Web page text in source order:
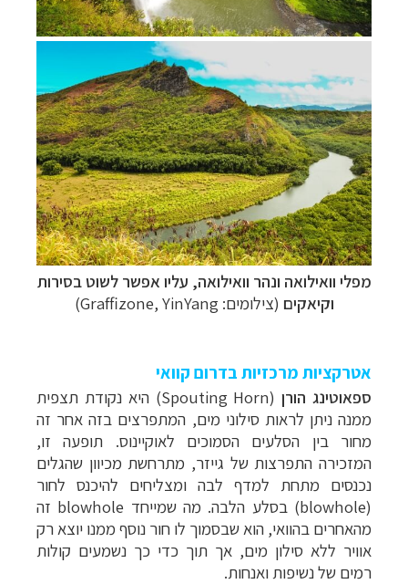
מפלי וואילואה ונהר וואילואה, עליו אפשר לשוט בסירות
וקיאקים (צילומים: Graffizone, YinYang)
אטרקציות מרכזיות בדרום קוואי
ספאוטינג הורן(
Spouting Horn) היא נקודת תצפית
ממנה ניתן לראות סילוני מים, המתפרצים בזה אחר זה
מחור בין הסלעים הסמוכים לאוקיינוס. תופעה זו,
המזכירה התפרצות של גייזר, מתרחשת מכיוון שהגלים
נכנסים מתחת למדף לבה ומצליחים להיכנס לחור
(
blowhole) בסלע הלבה. מה שמייחד blowhole זה
מהאחרים בהוואי, הוא שבסמוך לו חור נוסף ממנו יוצא רק
אוויר ללא סילון מים, אך תוך כדי כך נשמעים קולות
רמים של נשיפות ואנחות.